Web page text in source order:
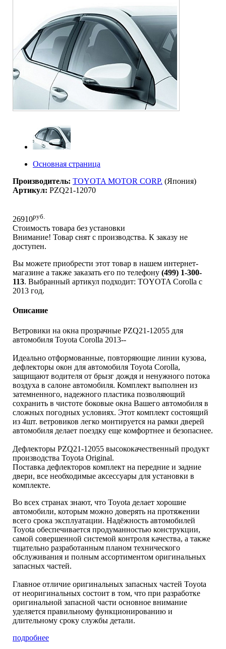
Основная страница
Производитель: TOYOTA MOTOR CORP. (Япония)
Артикул: PZQ21-12070
26910руб.
Стоимость товара без установки
Внимание! Товар снят с производства. К заказу не
доступен.
Вы можете приобрести этот товар в нашем интернет-
магазине а также заказать его по телефону (499) 1-300-
113. Выбранный артикул подходит: TOYOTA Corolla c
2013 год.
Описание
Ветровики на окна прозрачные PZQ21-12055 для
автомобиля Toyota Corolla 2013--
Идеально отформованные, повторяющие линии кузова,
дефлекторы окон для автомобиля Toyota Corolla,
защищают водителя от брызг дождя и ненужного потока
воздуха в салоне автомобиля. Комплект выполнен из
затемненного, надежного пластика позволяющий
сохранить в чистоте боковые окна Вашего автомобиля в
сложных погодных условиях. Этот комплект состоящий
из 4шт. ветровиков легко монтируется на рамки дверей
автомобиля делает поездку еще комфортнее и безопаснее.
Дефлекторы PZQ21-12055 высококачественный продукт
производства Toyota Original.
Поставка дефлекторов комплект на передние и задние
двери, все необходимые аксессуары для установки в
комплекте.
Во всех странах знают, что Toyota делает хорошие
автомобили, которым можно доверять на протяжении
всего срока эксплуатации. Надёжность автомобилей
Toyota обеспечивается продуманностью конструкции,
самой совершенной системой контроля качества, а также
тщательно разработанным планом технического
обслуживания и полным ассортиментом оригинальных
запасных частей.
Главное отличие оригинальных запасных частей Toyota
от неоригинальных состоит в том, что при разработке
оригинальной запасной части основное внимание
уделяется правильному функционированию и
длительному сроку службы детали.
подробнее